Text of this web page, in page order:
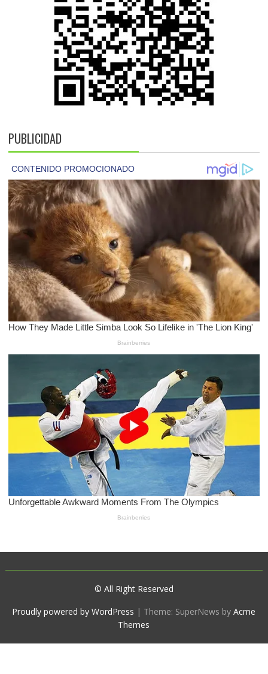
PUBLICIDAD
© All Right Reserved
Proudly powered by WordPress | Theme: SuperNews byAcme
Themes